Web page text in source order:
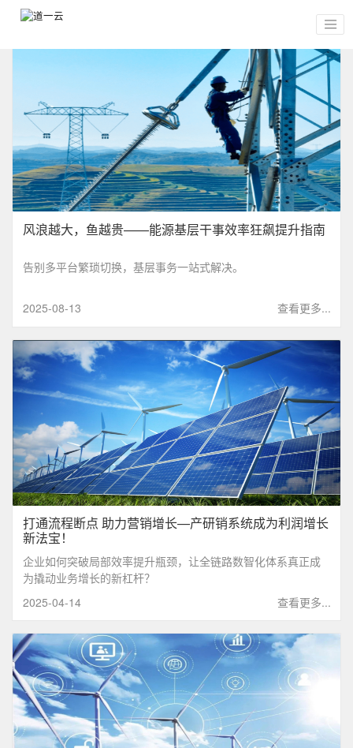
风浪越大，鱼越贵——能源基层干事效率狂飙提升指南
告别多平台繁琐切换，基层事务一站式解决。
查看更多...
2025-08-13
打通流程断点 助力营销增长—产研销系统成为利润增长
新法宝！
企业如何突破局部效率提升瓶颈，让全链路数智化体系真正成
为撬动业务增长的新杠杆？‌
查看更多...
2025-04-14